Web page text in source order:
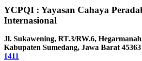
YCPQI : Yayasan Cahaya
Internasional
Jl. Sukawening, RT.3/RW.6,
Kabupaten Sumedang, Jawa Barat
1411